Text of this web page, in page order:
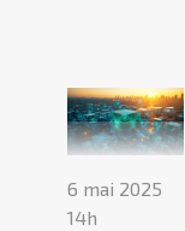
6 mai 2025
14h